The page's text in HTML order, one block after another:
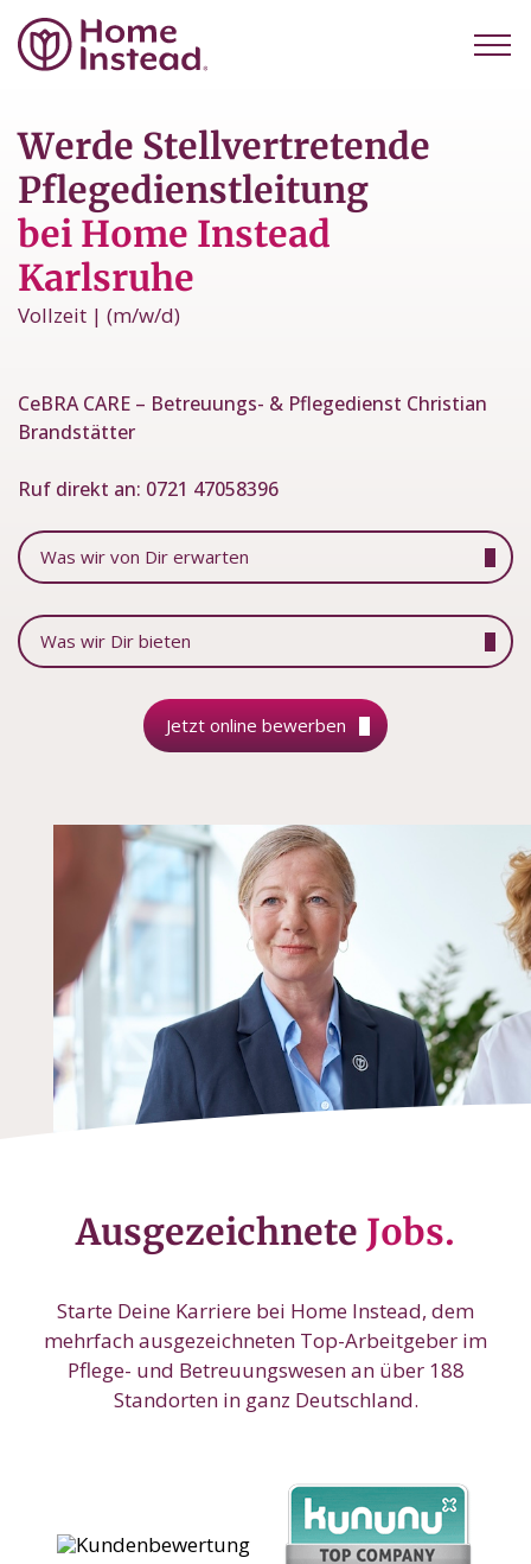
Werde Stellvertretende
Pflegedienstleitung
bei Home Instead
Karlsruhe
Vollzeit | (m/w/d)
CeBRA CARE – Betreuungs- & Pflegedienst Christian
Brandstätter
Ruf direkt an: 0721 47058396
Was wir von Dir erwarten
Was wir Dir bieten
Jetzt online bewerben
Ausgezeichnete Jobs.
Starte Deine Karriere bei Home Instead, dem
mehrfach ausgezeichneten Top-Arbeitgeber im
Pflege- und Betreuungswesen an über 188
Standorten in ganz Deutschland.